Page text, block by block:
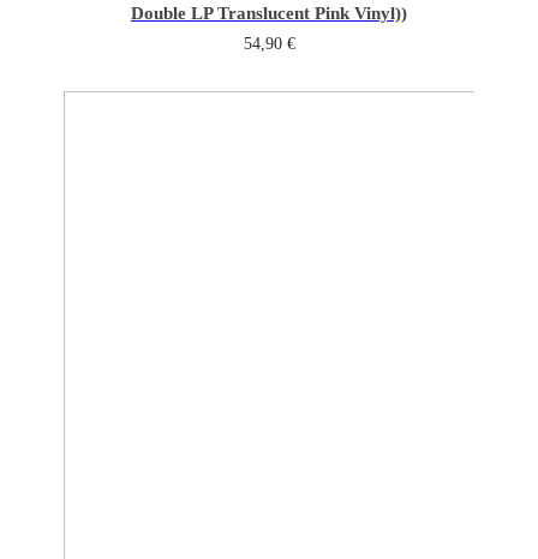
Double LP Translucent Pink Vinyl))
54,90 €